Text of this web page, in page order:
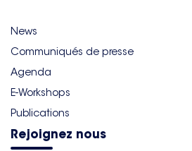
News
Communiqués de presse
Agenda
E-Workshops
Publications
Rejoignez nous